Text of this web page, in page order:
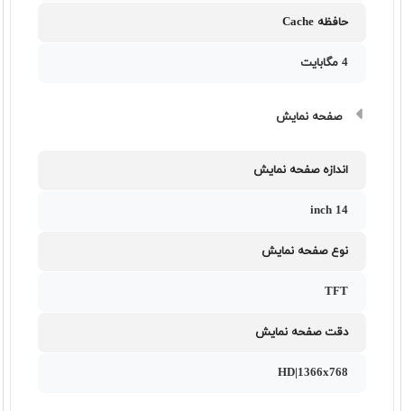
حافظه Cache
4 مگابایت
صفحه نمایش
اندازه صفحه نمایش
14 inch
نوع صفحه نمایش
TFT
دقت صفحه نمایش
HD|1366x768